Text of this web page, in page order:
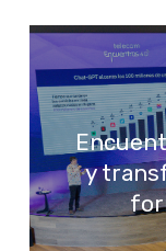
y